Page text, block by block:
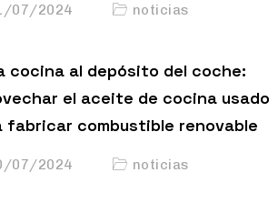
07/2024 noticias
cocina al depósito del coche:
el aceite de cocina usado
fabricar combustible renovable
07/2024 noticias